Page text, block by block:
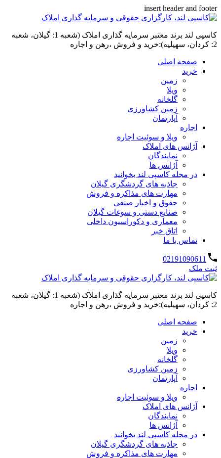
insert header and footer
کاسپی لند برند معتبر سرمایه گذاری املاک (شعبه 1: گیلان، شعبه
2: کردان، سهیلیه):خرید و فروش ،رهن و اجاره
صفحه اصلی
خرید
زمین
ویلا
گلخانه
زمین کشاورزی
آپارتمان
اجاره
ویلا و سوئیت اجاره
آژانس های املاک
نمایندگان
آژانس ها
در مجله کاسپی لند بخوانید
جاذبه های گردشگری گیلان
مهارت های مذاکره و فروش
حقوق و اخبار صنفی
صنایع دستی و سوغات گیلان
معماری و دکوراسیون داخلی
اتاق خبر
تماس با ما
02191090611
ثبت ملک
کاسپی لند برند معتبر سرمایه گذاری املاک (شعبه 1: گیلان، شعبه
2: کردان، سهیلیه):خرید و فروش ،رهن و اجاره
صفحه اصلی
خرید
زمین
ویلا
گلخانه
زمین کشاورزی
آپارتمان
اجاره
ویلا و سوئیت اجاره
آژانس های املاک
نمایندگان
آژانس ها
در مجله کاسپی لند بخوانید
جاذبه های گردشگری گیلان
مهارت های مذاکره و فروش